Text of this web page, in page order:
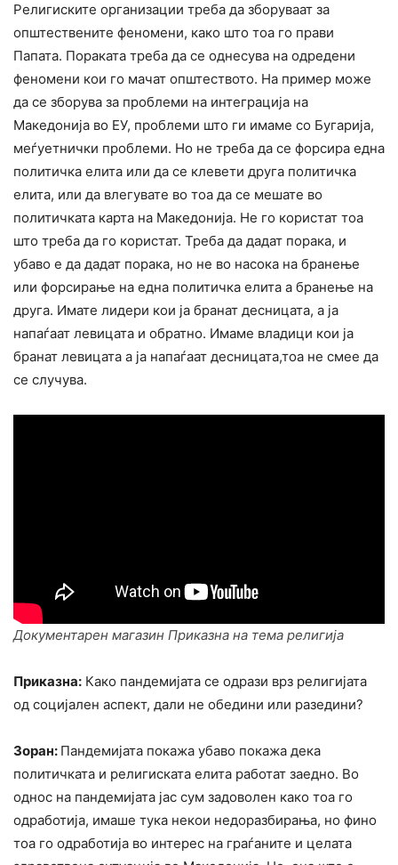
Религиските организации треба да зборуваат за
општествените феномени, како што тоа го прави
Папата. Пораката треба да се однесува на одредени
феномени кои го мачат општеството. На пример може
да се зборува за проблеми на интеграција на
Македонија во ЕУ, проблеми што ги имаме со Бугарија,
меѓуетнички проблеми. Но не треба да се форсира една
политичка елита или да се клевети друга политичка
елита, или да влегувате во тоа да се мешате во
политичката карта на Македонија. Не го користат тоа
што треба да го користат. Треба да дадат порака, и
убаво е да дадат порака, но не во насока на бранење
или форсирање на една политичка елита а бранење на
друга. Имате лидери кои ја бранат десницата, а ја
напаѓаат левицата и обратно. Имаме владици кои ја
бранат левицата а ја напаѓаат десницата,тоа не смее да
се случува.
Документарен магазин Приказна на тема религија
Приказна: Како пандемијата се одрази врз религијата
од социјален аспект, дали не обедини или разедини?
Зоран: Пандемијата покажа убаво покажа дека
политичката и религиската елита работат заедно. Во
однос на пандемијата јас сум задоволен како тоа го
одработија, имаше тука некои недоразбирања, но фино
тоа го одработија во интерес на граѓаните и целата